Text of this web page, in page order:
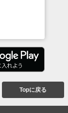
Topに戻る